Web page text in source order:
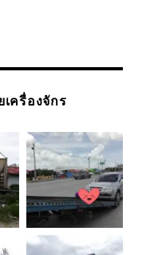
ครื่องจักร